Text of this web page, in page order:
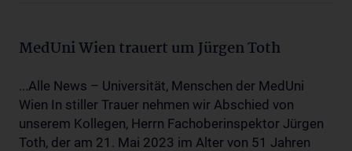
MedUni Wien trauert um Jürgen Toth
...Alle News – Universität, Menschen der MedUni
Wien In stiller Trauer nehmen wir Abschied von
unserem Kollegen, Herrn Fachoberinspektor Jürgen
Toth, der am 21. Mai 2023 im Alter von 51 Jahren